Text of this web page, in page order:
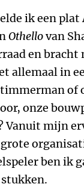
ik een
Othellovan
en bracht
allemaal in
timmerman
onze
Vanuit mijn
ben ik